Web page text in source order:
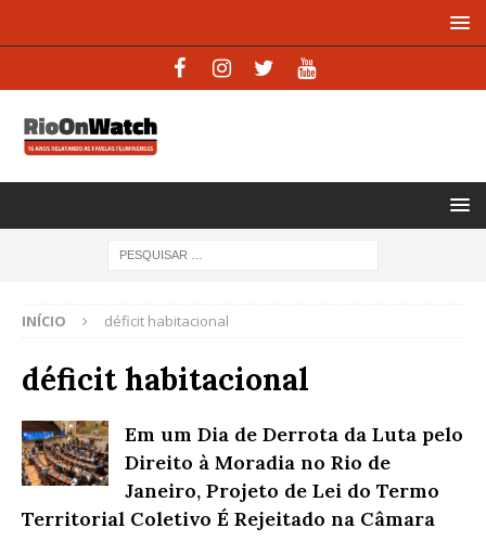
INÍCIO déficit habitacional
déficit habitacional
Em um Dia de Derrota da Luta pelo
Direito à Moradia no Rio de
Janeiro, Projeto de Lei do Termo
Territorial Coletivo É Rejeitado na Câmara